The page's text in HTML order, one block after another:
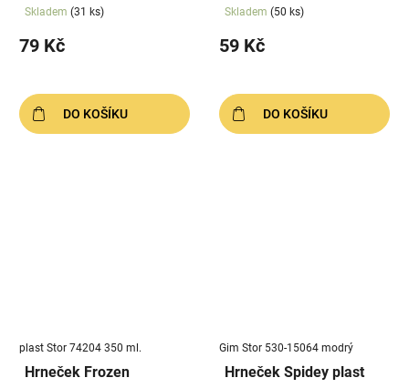
Skladem (31 ks)
79 Kč
DO KOŠÍKU
Skladem (50 ks)
59 Kč
DO KOŠÍKU
plast Stor 74204 350 ml.
Hrneček Frozen
Gim Stor 530-15064 modrý
Hrneček Spidey plast